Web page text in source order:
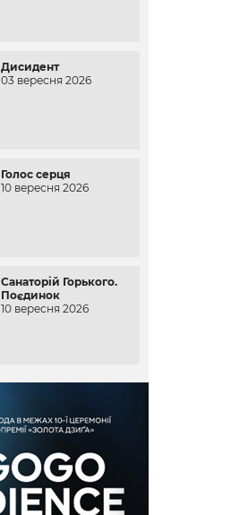
Дисидент
03 вересня 2026
Голос серця
10 вересня 2026
Санаторій Горького.
Поєдинок
10 вересня 2026